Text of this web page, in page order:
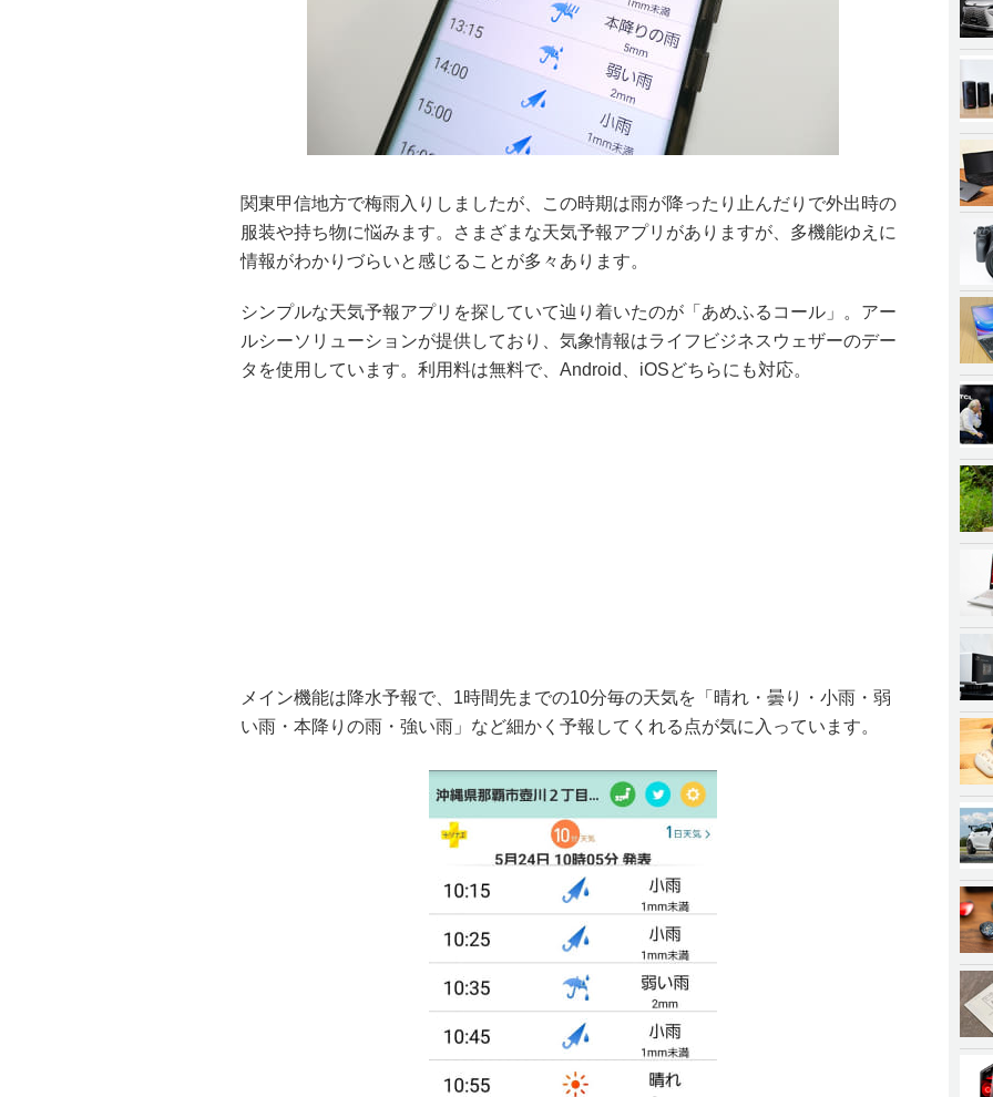
関東甲信地方で梅雨入りしましたが、この時期は雨が降ったり止んだりで外出時の
服装や持ち物に悩みます。さまざまな天気予報アプリがありますが、多機能ゆえに
情報がわかりづらいと感じることが多々あります。
シンプルな天気予報アプリを探していて辿り着いたのが「あめふるコール」。アー
ルシーソリューションが提供しており、気象情報はライフビジネスウェザーのデー
タを使用しています。利用料は無料で、Android、iOSどちらにも対応。
メイン機能は降水予報で、1時間先までの10分毎の天気を「晴れ・曇り・小雨・弱
い雨・本降りの雨・強い雨」など細かく予報してくれる点が気に入っています。